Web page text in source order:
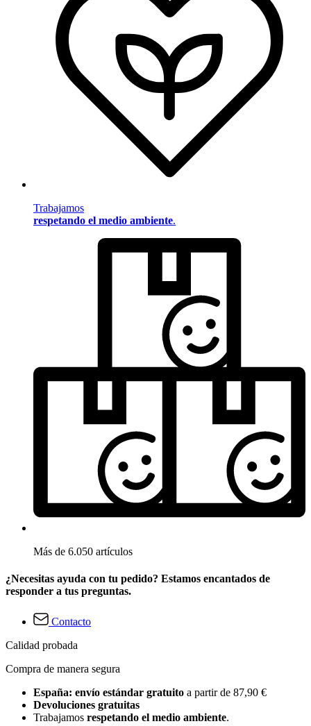
Trabajamos
respetando el medio ambiente.
Más de 6.050 artículos
¿Necesitas ayuda con tu pedido? Estamos encantados de
responder a tus preguntas.
Contacto
Calidad probada
Compra de manera segura
España: envío estándar gratuito a partir de 87,90 €
Devoluciones gratuitas
Trabajamos respetando el medio ambiente.